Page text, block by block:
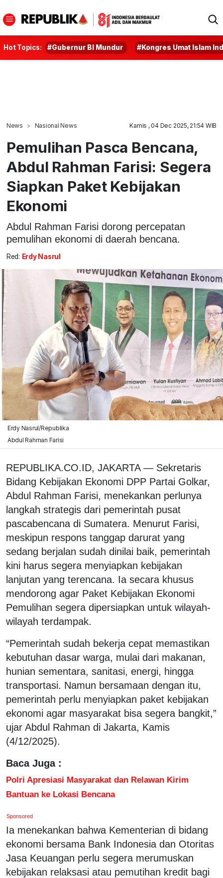
Hot Topics: #Gubernur BI Mundur #Kongres Umat Islam
News Nasional News Kamis , 04 Dec 2025, 21:54 WIB
Pemulihan Pasca Bencana,
Abdul Rahman Farisi: Segera
Siapkan Paket Kebijakan
Ekonomi
Abdul Rahman Farisi dorong percepatan
pemulihan ekonomi di daerah bencana.
Red: Erdy Nasrul
Erdy Nasrul/Republika
Abdul Rahman Farisi
REPUBLIKA.CO.ID, JAKARTA — Sekretaris
Bidang Kebijakan Ekonomi DPP Partai Golkar,
Abdul Rahman Farisi, menekankan perlunya
langkah strategis dari pemerintah pusat
pascabencana di Sumatera. Menurut Farisi,
meskipun respons tanggap darurat yang
sedang berjalan sudah dinilai baik, pemerintah
kini harus segera menyiapkan kebijakan
lanjutan yang terencana. Ia secara khusus
mendorong agar Paket Kebijakan Ekonomi
Pemulihan segera dipersiapkan untuk wilayah-
wilayah terdampak.
“Pemerintah sudah bekerja cepat memastikan
kebutuhan dasar warga, mulai dari makanan,
hunian sementara, sanitasi, energi, hingga
transportasi. Namun bersamaan dengan itu,
pemerintah perlu menyiapkan paket kebijakan
ekonomi agar masyarakat bisa segera bangkit,”
ujar Abdul Rahman di Jakarta, Kamis
(4/12/2025).
Baca Juga :
Polri Apresiasi Masyarakat dan Relawan Kirim
Bantuan ke Lokasi Bencana
Sponsored
Ia menekankan bahwa Kementerian di bidang
ekonomi bersama Bank Indonesia dan Otoritas
Jasa Keuangan perlu segera merumuskan
kebijakan relaksasi atau pemutihan kredit bagi